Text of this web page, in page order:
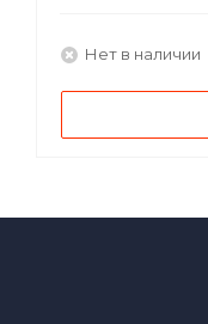
Нет в наличии